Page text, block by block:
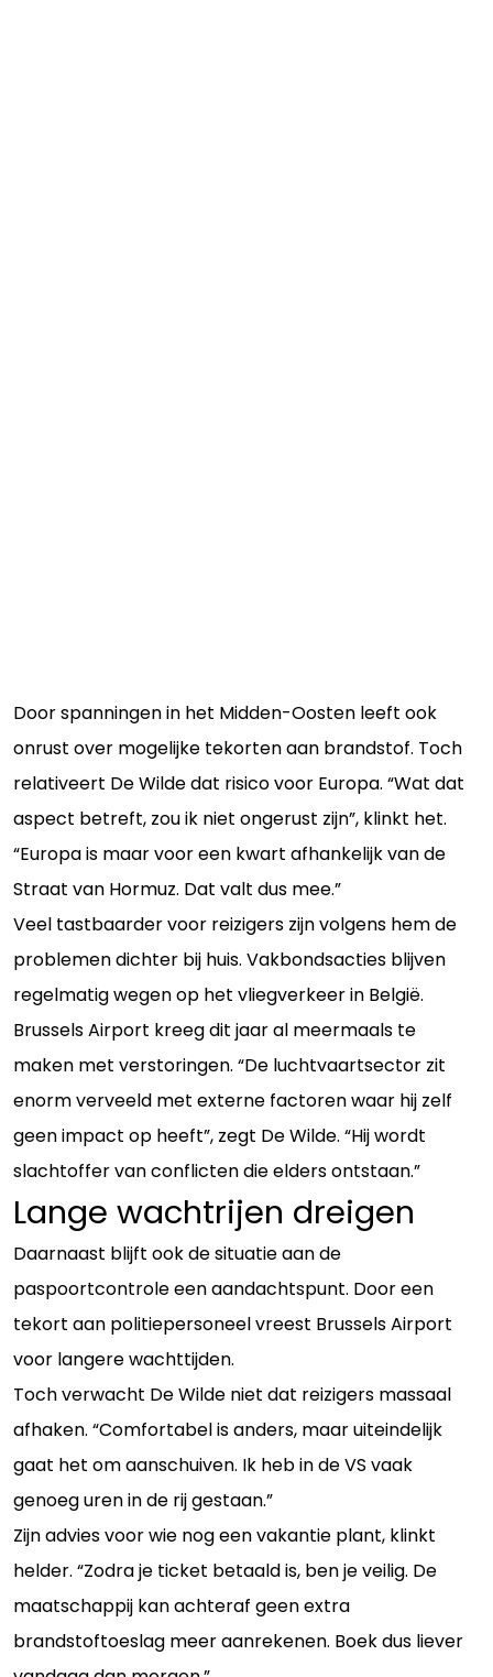
Door spanningen in het Midden-Oosten leeft ook
onrust over mogelijke tekorten aan brandstof. Toch
relativeert De Wilde dat risico voor Europa. “Wat dat
aspect betreft, zou ik niet ongerust zijn”, klinkt het.
“Europa is maar voor een kwart afhankelijk van de
Straat van Hormuz. Dat valt dus mee.”
Veel tastbaarder voor reizigers zijn volgens hem de
problemen dichter bij huis. Vakbondsacties blijven
regelmatig wegen op het vliegverkeer in België.
Brussels Airport kreeg dit jaar al meermaals te
maken met verstoringen. “De luchtvaartsector zit
enorm verveeld met externe factoren waar hij zelf
geen impact op heeft”, zegt De Wilde. “Hij wordt
slachtoffer van conflicten die elders ontstaan.”
Lange wachtrijen dreigen
Daarnaast blijft ook de situatie aan de
paspoortcontrole een aandachtspunt. Door een
tekort aan politiepersoneel vreest Brussels Airport
voor langere wachttijden.
Toch verwacht De Wilde niet dat reizigers massaal
afhaken. “Comfortabel is anders, maar uiteindelijk
gaat het om aanschuiven. Ik heb in de VS vaak
genoeg uren in de rij gestaan.”
Zijn advies voor wie nog een vakantie plant, klinkt
helder. “Zodra je ticket betaald is, ben je veilig. De
maatschappij kan achteraf geen extra
brandstoftoeslag meer aanrekenen. Boek dus liever